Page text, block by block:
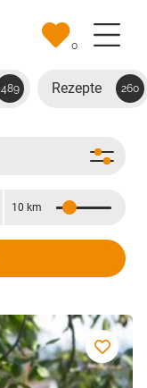
0
489 Rezepte 260
Entfernung
10 km